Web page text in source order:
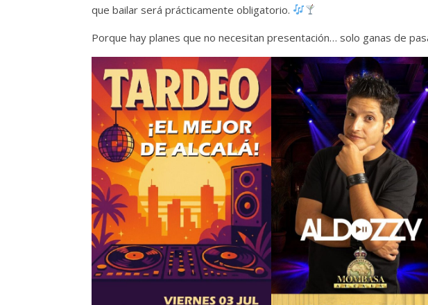
que bailar será prácticamente obligatorio.
Porque hay planes que no necesitan presentación… solo ganas de